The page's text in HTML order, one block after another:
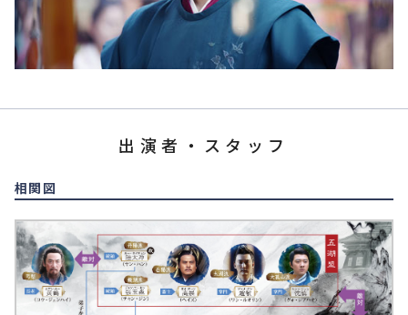
出演者・スタッフ
相関図